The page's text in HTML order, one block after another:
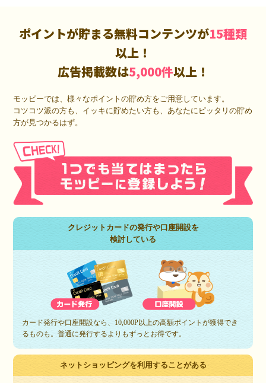
ポイントが貯まる無料コンテンツが15種類
以上！
広告掲載数は5,000件以上！
モッピーでは、様々なポイントの貯め方をご用意しています。
コツコツ派の方も、イッキに貯めたい方も、あなたにピッタリの貯め
方が見つかるはず。
クレジットカードの発行や口座開設を
検討している
カード発行や口座開設なら、10,000P以上の高額ポイントが獲得でき
るものも。普通に発行するよりもずっとお得です。
ネットショッピングを利用することがある